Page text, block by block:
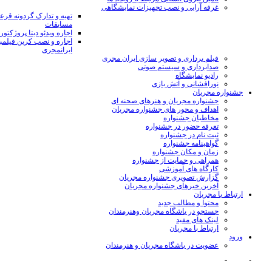
غرفه آرایی و نصب تجهیزات نمایشگاهی
تهیه و تدارک گردونه
مسابقات
اجاره ویدئو دیتا
اجاره و نصب کرین
ایرانمجری
فیلم برداری و تصویر سازی ایران مجری
صدابرداری و سیستم صوتی
رادیو نمایشگاه
نورافشانی و آتش بازی
جشنواره مجریان
جشنواره مجریان و هنرهای صحنه ای
اهداف و محور های جشنواره مجریان
مخاطبان جشنواره
تعرفه حضور در جشنواره
ثبت نام در جشنواره
گواهینامه جشنواره
زمان و مکان جشنواره
همراهی و حمایت از جشنواره
کارگاه های آموزشی
گزارش تصویری جشنواره مجریان
آخرین خبرهای جشنواره مجریان
ارتباط با مجریان
محتوا و مطالب جدید
جستجو در باشگاه مجریان وهنرمندان
لینک های مفید
ارتباط با مجریان
ورود
عضویت در باشگاه مجریان و هنرمندان